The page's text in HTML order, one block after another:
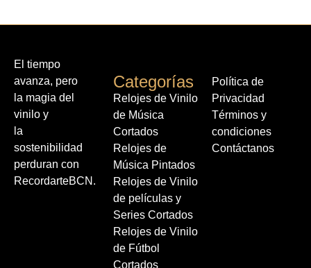
El tiempo
avanza, pero
la magia del
vinilo y
la
sostenibilidad
perduran con
RecordarteBCN.
Categorías
Relojes de Vinilo
de Música
Cortados
Relojes de
Música Pintados
Relojes de Vinilo
de películas y
Series Cortados
Relojes de Vinilo
de Fútbol
Cortados
Política de
Privacidad
Términos y
condiciones
Contáctanos